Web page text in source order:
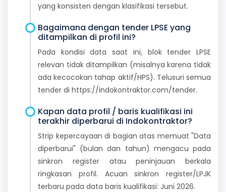
yang konsisten dengan klasifikasi tersebut.
Bagaimana dengan tender LPSE yang
ditampilkan di profil ini?
Pada kondisi data saat ini, blok tender LPSE
relevan tidak ditampilkan (misalnya karena tidak
ada kecocokan tahap aktif/HPS). Telusuri semua
tender di https://indokontraktor.com/tender.
Kapan data profil / baris kualifikasi ini
terakhir diperbarui di Indokontraktor?
Strip kepercayaan di bagian atas memuat "Data
diperbarui" (bulan dan tahun) mengacu pada
sinkron register atau peninjauan berkala
ringkasan profil. Acuan sinkron register/LPJK
terbaru pada data baris kualifikasi: Juni 2026.